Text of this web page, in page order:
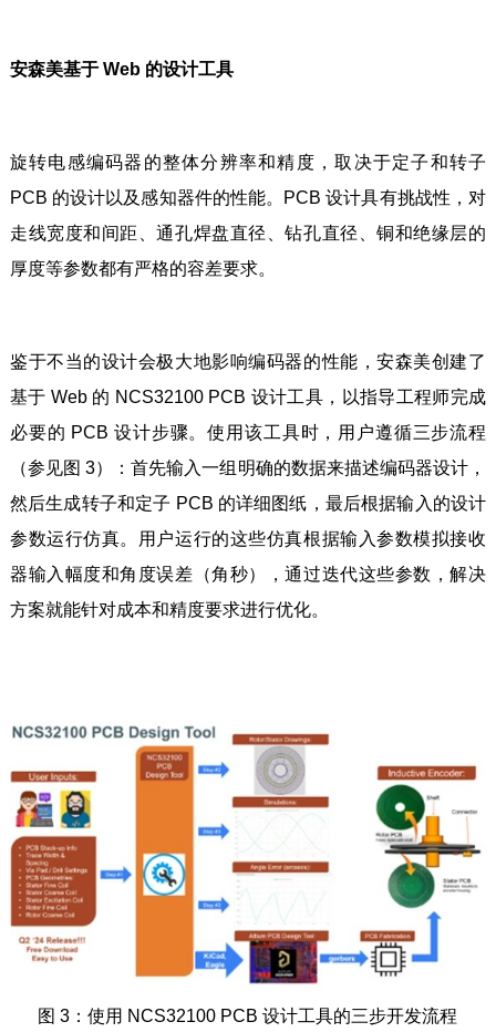
安森美基于 Web 的设计工具
旋转电感编码器的整体分辨率和精度，取决于定子和转子
PCB 的设计以及感知器件的性能。PCB 设计具有挑战性，对
走线宽度和间距、通孔焊盘直径、钻孔直径、铜和绝缘层的
厚度等参数都有严格的容差要求。
鉴于不当的设计会极大地影响编码器的性能，安森美创建了
基于 Web 的 NCS32100 PCB 设计工具，以指导工程师完成
必要的 PCB 设计步骤。使用该工具时，用户遵循三步流程
（参见图 3）：首先输入一组明确的数据来描述编码器设计，
然后生成转子和定子 PCB 的详细图纸，最后根据输入的设计
参数运行仿真。用户运行的这些仿真根据输入参数模拟接收
器输入幅度和角度误差（角秒），通过迭代这些参数，解决
方案就能针对成本和精度要求进行优化。
图 3：使用 NCS32100 PCB 设计工具的三步开发流程